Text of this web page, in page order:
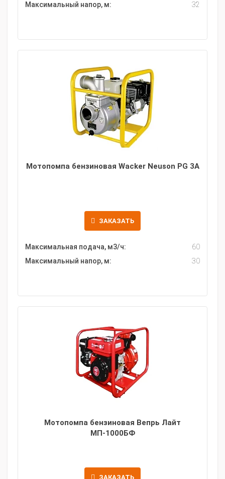
Максимальный напор, м:
32
Мотопомпа бензиновая Wacker Neuson PG 3A
ЗАКАЗАТЬ
Максимальная подача, м3/ч:
60
Максимальный напор, м:
30
Мотопомпа бензиновая Вепрь Лайт
МП-1000БФ
ЗАКАЗАТЬ